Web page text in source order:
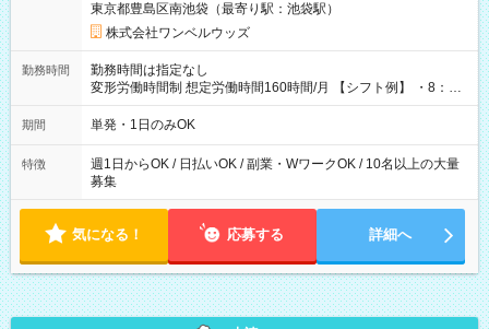
東京都豊島区南池袋（最寄り駅：池袋駅）
株式会社ワンベルウッズ
勤務時間
勤務時間は指定なし
変形労働時間制 想定労働時間160時間/月 【シフト例】 ・8：00
～21：00
期間 単発・1日のみOK
特徴
週1日からOK / 日払いOK / 副業・WワークOK / 10名以上の大量
募集
気になる！ 応募する 詳細へ